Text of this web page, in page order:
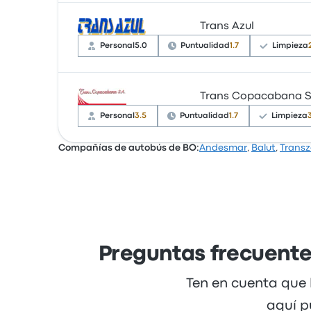
Una buena manera de recorrer esta ruta
de 12 €, y el viaje más corto dura
Trans Azul
Personal 5.0 Puntualidad 1.7 Limpieza
Basándose en 3 reseñas, la empresa ha
los empleados y los asientos, pero a
Trans Copacabana
Personal 3.5 Puntualidad 1.7 Limpieza
Compañías de autobús de BO:Andesmar, Balut,
Preguntas
Ten en cuenta
aquí